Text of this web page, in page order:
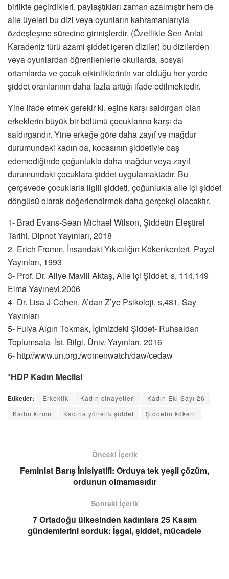
birlikte geçirdikleri, paylaştıkları zaman azalmıştır hem de
aile üyeleri bu dizi veya oyunların kahramanlarıyla
özdeşleşme sürecine girmişlerdir. (Özellikle Sen Anlat
Karadeniz türü azami şiddet içeren diziler) bu dizilerden
veya oyunlardan öğrenilenlerle okullarda, sosyal
ortamlarda ve çocuk etkinliklerinin var olduğu her yerde
şiddet oranlarının daha fazla arttığı ifade edilmektedir.
Yine ifade etmek gerekir ki, eşine karşı saldırgan olan
erkeklerin büyük bir bölümü çocuklarına karşı da
saldırgandır. Yine erkeğe göre daha zayıf ve mağdur
durumundaki kadın da, kocasının şiddetiyle baş
edemediğinde çoğunlukla daha mağdur veya zayıf
durumundaki çocuklara şiddet uygulamaktadır. Bu
çerçevede çocuklarla ilgili şiddeti, çoğunlukla aile içi şiddet
döngüsü olarak değerlendirmek daha gerçekçi olacaktır.
1- Brad Evans-Sean Michael Wilson, Şiddetin Eleştirel
Tarihi, Dipnot Yayınları, 2018
2- Erich Fromm, İnsandaki Yıkıcılığın Kökenkenleri, Payel
Yayınları, 1993
3- Prof. Dr. Aliye Mavili Aktaş, Aile içi Şiddet, s, 114,149
Elma Yayınevi,2006
4- Dr. Lisa J-Cohen, A’dan Z’ye Psikoloji, s,481, Say
Yayınları
5- Fulya Algın Tokmak, İçimizdeki Şiddet- Ruhsaldan
Toplumsala- İst. Bilgi. Üniv. Yayınları, 2016
6- http//www.un.org./womenwatch/daw/cedaw
*HDP Kadın Meclisi
Etiketler: Erkeklik Kadın cinayetleri
Kadın Eki Sayı 26
Kadın kırımı
Kadına yönelik şiddet Şiddetin kökeni
Önceki İçerik
Feminist Barış İnisiyatifi: Orduya tek yeşil çözüm,
ordunun olmamasıdır
Sonraki İçerik
7 Ortadoğu ülkesinden kadınlara 25 Kasım
gündemlerini sorduk: İşgal, şiddet, mücadele